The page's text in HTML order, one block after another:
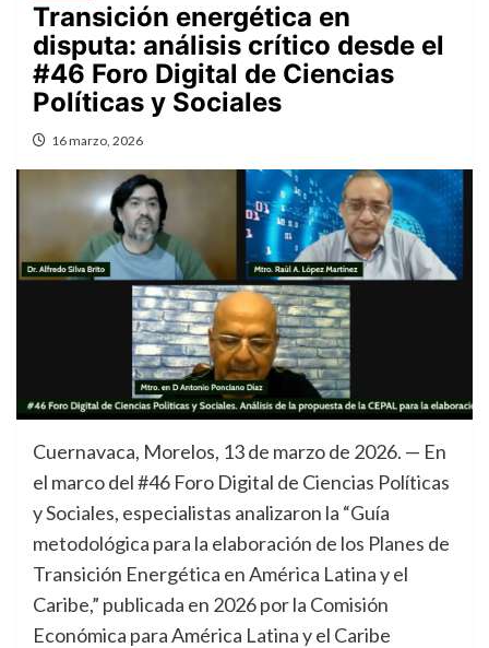
Transición energética en
disputa: análisis crítico desde el
#46 Foro Digital de Ciencias
Políticas y Sociales
16 marzo, 2026
Cuernavaca, Morelos, 13 de marzo de 2026. — En
el marco del #46 Foro Digital de Ciencias Políticas
y Sociales, especialistas analizaron la “Guía
metodológica para la elaboración de los Planes de
Transición Energética en América Latina y el
Caribe,” publicada en 2026 por la Comisión
Económica para América Latina y el Caribe